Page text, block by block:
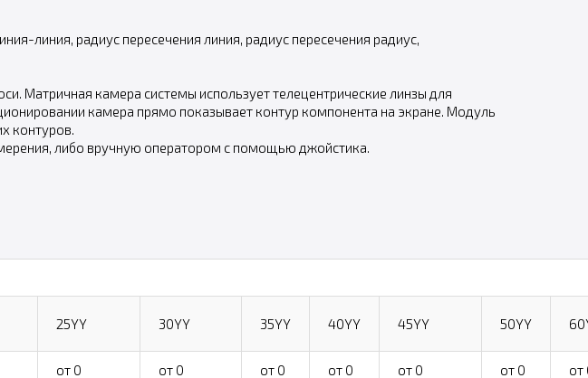
линия, радиус пересечения линия, радиус пересечения радиус,
Матричная камера системы использует телецентрические линзы для
камера прямо показывает контур компонента на экране. Модуль
контуров.
либо вручную оператором с помощью джойстика.
25YY 30YY 35YY 40YY 45YY 50YY
от 0 от 0 от 0 от 0 от 0 от 0 от